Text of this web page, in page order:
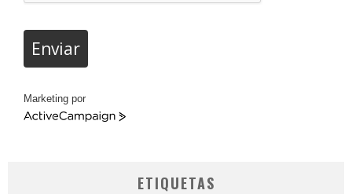
Enviar
Marketing por
ActiveCampaign
ETIQUETAS